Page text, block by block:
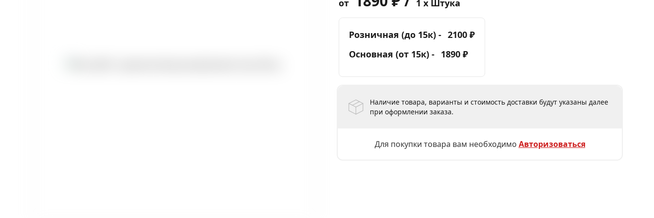
от 1 x Штука
Розничная (до 15к) - 2100 ₽
Основная (от 15к) - 1890 ₽
Наличие товара, варианты и стоимость доставки будут указаны далее
при оформлении заказа.
Для покупки товара вам необходимо Авторизоваться